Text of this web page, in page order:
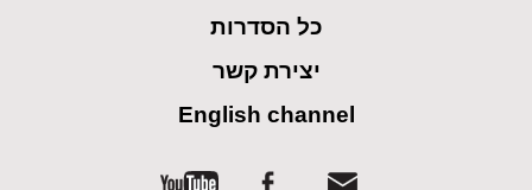
כל הסדרות
יצירת קשר
English channel